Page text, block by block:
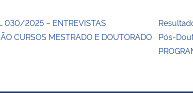
030/2025 – ENTREVISTAS
CURSOS MESTRADO E DOUTORADO
Pós-